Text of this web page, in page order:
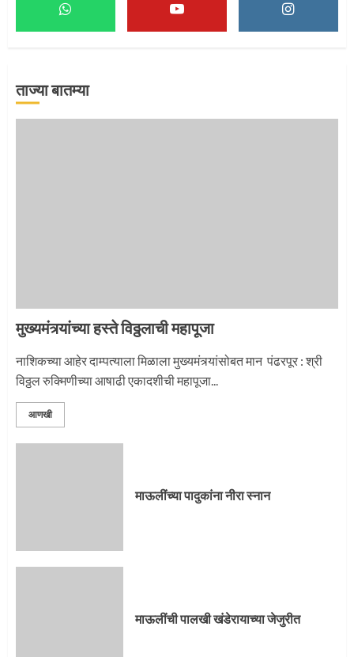
माऊलींच्या पादुकांना नीरा स्नान
ताज्या बातम्या
मुख्यमंत्र्यांच्या हस्ते विठ्ठलाची महापूजा
नाशिकच्या आहेर दाम्पत्याला मिळाला मुख्यमंत्र्यांसोबत मान पंढरपूर : श्री
विठ्ठल रुक्मिणीच्या आषाढी एकादशीची महापूजा...
आणखी
माऊलींच्या पादुकांना नीरा स्नान
माऊलींची पालखी खंडेरायाच्या जेजुरीत